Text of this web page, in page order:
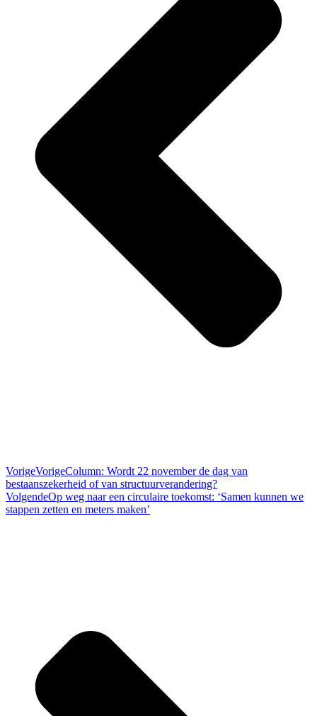
VorigeVorigeColumn: Wordt 22 november de dag van
bestaanszekerheid of van structuurverandering?
VolgendeOp weg naar een circulaire toekomst: ‘Samen kunnen we
stappen zetten en meters maken’